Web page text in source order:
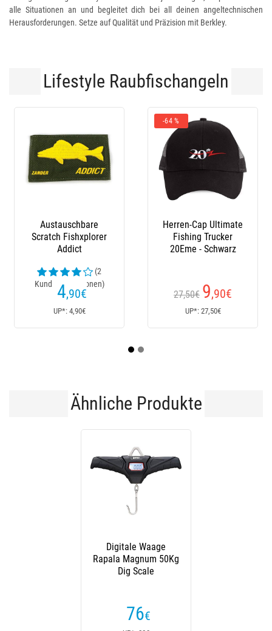
alle Situationen an und begleitet dich bei all deinen angeltechnischen
Herausforderungen. Setze auf Qualität und Präzision mit Berkley.
Lifestyle Raubfischangeln
Austauschbare
Scratch Fishxplorer
Addict
(2
Kundenrezensionen)
4 ,90€
UP*: 4,90€
-64 %
Herren-Cap Ultimate
Fishing Trucker
20Eme - Schwarz
27,50€ 9 ,90€
UP*: 27,50€
Ähnliche Produkte
Digitale Waage
Rapala Magnum 50Kg
Dig Scale
76€